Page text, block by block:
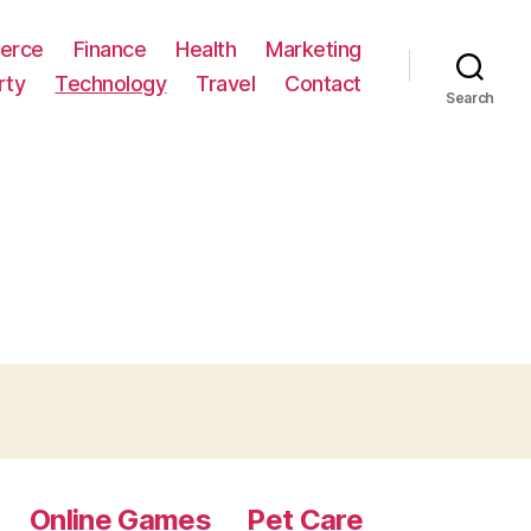
Finance Health
Marketing
Technology Travel Contact
Search
Online Games Pet Care